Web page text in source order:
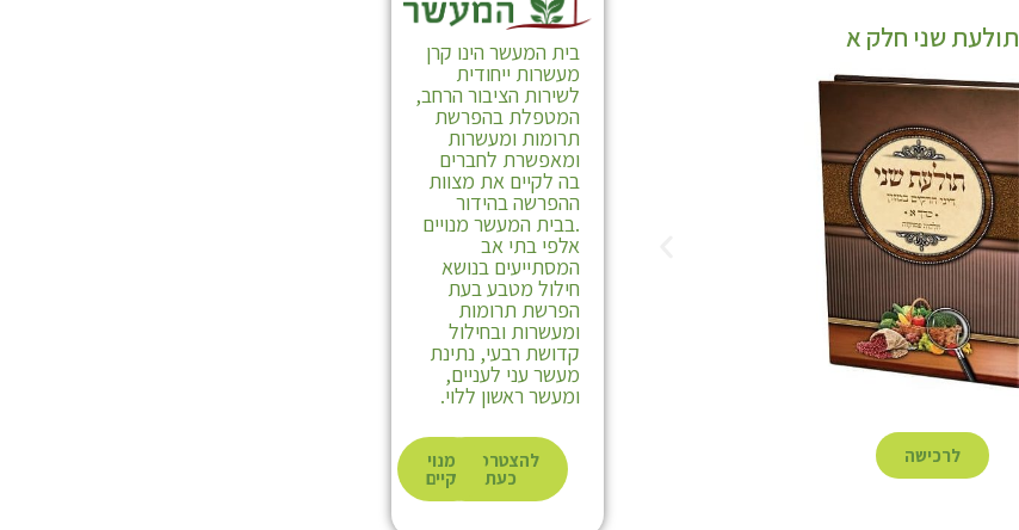
תולעת שני חלק א
לרכישה
בית המעשר הינו קרן
מעשרות ייחודית
לשירות הציבור הרחב,
המטפלת בהפרשת
תרומות ומעשרות
ומאפשרת לחברים
בה לקיים את מצוות
ההפרשה בהידור
.בבית המעשר מנויים
אלפי בתי אב
המסתייעים בנושא
חילול מטבע בעת
הפרשת תרומות
ומעשרות ובחילול
קדושת רבעי, נתינת
מעשר עני לעניים,
ומעשר ראשון ללוי.
להצטרפות
כעת
מנוי
קיים